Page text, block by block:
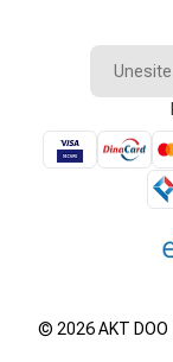
© 2026AKT